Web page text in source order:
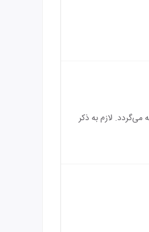
از سرویس) نیم بها محاسبه می‌گردد. لازم به ذکر